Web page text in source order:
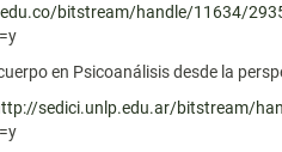
bitstream/handle/11634/
en Psicoanálisis desde la
sedici.unlp.edu.ar/bitstream/